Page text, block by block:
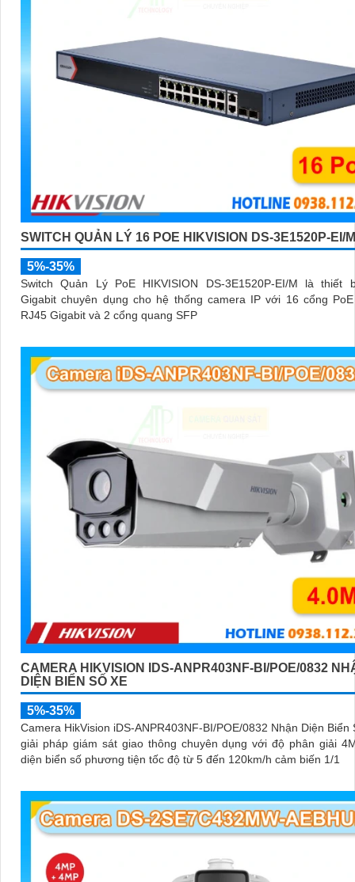
SWITCH QUẢN LÝ 16 POE HIKVISION DS-3E1520P-EI/M
5%-35%
Switch Quản Lý PoE HIKVISION DS-3E1520P-EI/M là thiết
Gigabit chuyên dụng cho hệ thống camera IP với 16 cổng
RJ45 Gigabit và 2 cổng quang SFP
CAMERA HIKVISION IDS-ANPR403NF-BI/POE/0832
DIỆN BIỂN SỐ XE
5%-35%
Camera HikVision iDS-ANPR403NF-BI/POE/0832 Nhận Diện Biển
giải pháp giám sát giao thông chuyên dụng với độ phân giải
diện biển số phương tiện tốc độ từ 5 đến 120km/h cảm biến 1/1